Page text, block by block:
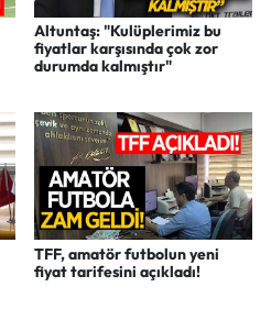
Altuntaş: "Kulüplerimiz bu
fiyatlar karşısında çok zor
durumda kalmıştır"
TFF, amatör futbolun yeni
fiyat tarifesini açıkladı!